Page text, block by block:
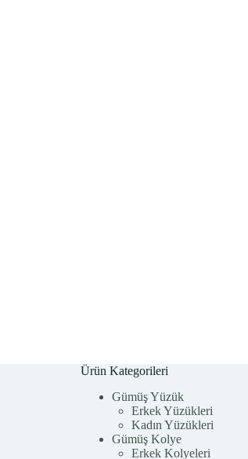
Ürün Kategorileri
Gümüş Yüzük
Erkek Yüzükleri
Kadın Yüzükleri
Gümüş Kolye
Erkek Kolyeleri